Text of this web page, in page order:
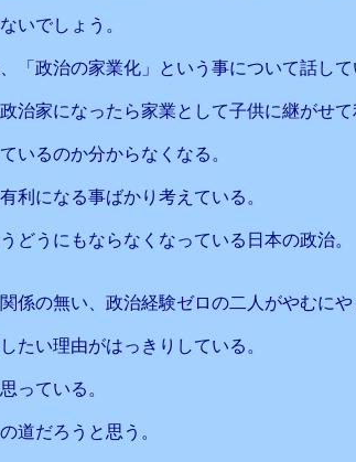
いでしょう。
「政治の家業化」という事について話して
治家になったら家業として子供に継がせて
いるのか分からなくなる。
利になる事ばかり考えている。
どうにもならなくなっている日本の政治。
係の無い、政治経験ゼロの二人がやむに
たい理由がはっきりしている。
っている。
道だろうと思う。